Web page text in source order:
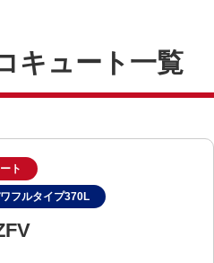
キュート一覧
ト
フルタイプ370L